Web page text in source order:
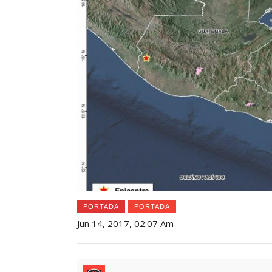
PORTADA PORTADA
Jun 14, 2017, 02:07 Am